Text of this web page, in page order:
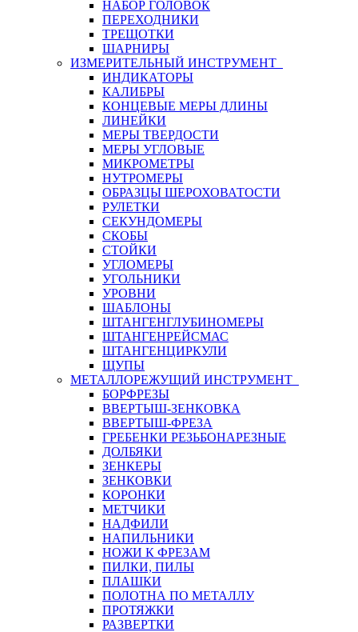
НАБОР ГОЛОВОК
ПЕРЕХОДНИКИ
ТРЕЩОТКИ
ШАРНИРЫ
ИЗМЕРИТЕЛЬНЫЙ ИНСТРУМЕНТ
ИНДИКАТОРЫ
КАЛИБРЫ
КОНЦЕВЫЕ МЕРЫ ДЛИНЫ
ЛИНЕЙКИ
МЕРЫ ТВЕРДОСТИ
МЕРЫ УГЛОВЫЕ
МИКРОМЕТРЫ
НУТРОМЕРЫ
ОБРАЗЦЫ ШЕРОХОВАТОСТИ
РУЛЕТКИ
СЕКУНДОМЕРЫ
СКОБЫ
СТОЙКИ
УГЛОМЕРЫ
УГОЛЬНИКИ
УРОВНИ
ШАБЛОНЫ
ШТАНГЕНГЛУБИНОМЕРЫ
ШТАНГЕНРЕЙСМАС
ШТАНГЕНЦИРКУЛИ
ЩУПЫ
МЕТАЛЛОРЕЖУЩИЙ ИНСТРУМЕНТ
БОРФРЕЗЫ
ВВЕРТЫШ-ЗЕНКОВКА
ВВЕРТЫШ-ФРЕЗА
ГРЕБЕНКИ РЕЗЬБОНАРЕЗНЫЕ
ДОЛБЯКИ
ЗЕНКЕРЫ
ЗЕНКОВКИ
КОРОНКИ
МЕТЧИКИ
НАДФИЛИ
НАПИЛЬНИКИ
НОЖИ К ФРЕЗАМ
ПИЛКИ, ПИЛЫ
ПЛАШКИ
ПОЛОТНА ПО МЕТАЛЛУ
ПРОТЯЖКИ
РАЗВЕРТКИ